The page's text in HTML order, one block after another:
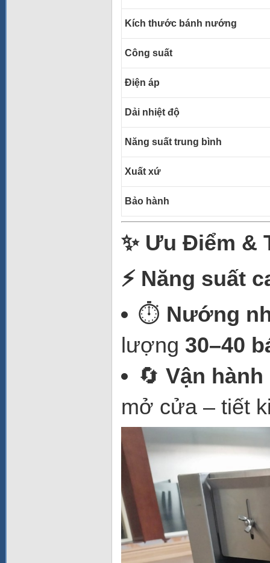
Kích thước bánh nướng
Công suất
Điện áp
Dải nhiệt độ
Năng suất trung bình
Xuất xứ
Bảo hành
✨ Ưu Điểm &
⚡ Năng suất
⏱️ Nướng
lượng 30–40
🔄 Vận
mở cửa – tiết